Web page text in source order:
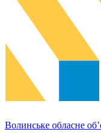
Волинське обласне